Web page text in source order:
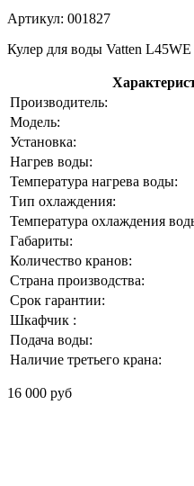
Артикул: 001827
Кулер для воды Vatten L45WE
Производитель:
Модель:
Установка:
Нагрев воды:
Температура нагрева воды:
Тип охлаждения:
Температура охлаждения
Габариты:
Количество кранов:
Страна производства:
Срок гарантии:
Шкафчик :
Подача воды:
Наличие третьего крана:
16 000 руб